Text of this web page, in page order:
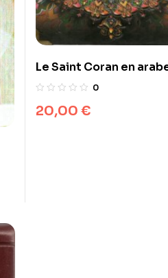
Le Saint Coran en
0
20,00 €